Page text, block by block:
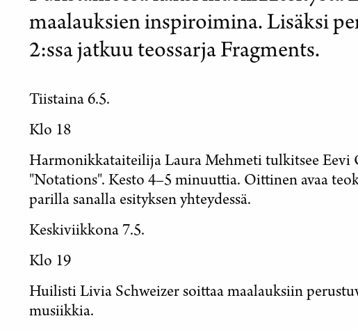
maalauksien inspiroimina. Lisäksi
2:ssa jatkuu teossarja Fragments.
Tiistaina 6.5.
Klo 18
Harmonikkataiteilija Laura Mehmeti tulkitsee Eevi
"Notations". Kesto 4–5 minuuttia. Oittinen avaa
parilla sanalla esityksen yhteydessä.
Keskiviikkona 7.5.
Klo 19
Huilisti Livia Schweizer soittaa maalauksiin
musiikkia.